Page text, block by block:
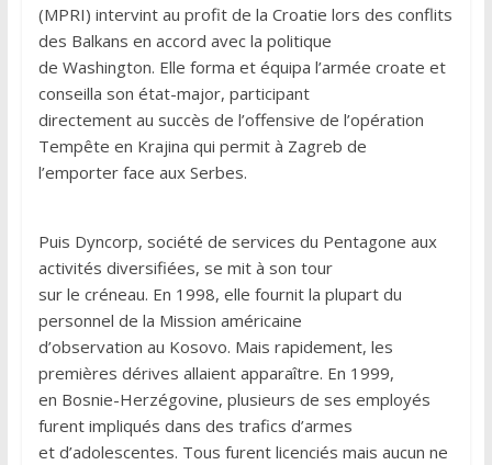
(MPRI) intervint au profit de la Croatie lors des conflits
des Balkans en accord avec la politique
de Washington. Elle forma et équipa l’armée croate et
conseilla son état-major, participant
directement au succès de l’offensive de l’opération
Tempête en Krajina qui permit à Zagreb de
l’emporter face aux Serbes.
Puis Dyncorp, société de services du Pentagone aux
activités diversifiées, se mit à son tour
sur le créneau. En 1998, elle fournit la plupart du
personnel de la Mission américaine
d’observation au Kosovo. Mais rapidement, les
premières dérives allaient apparaître. En 1999,
en Bosnie-Herzégovine, plusieurs de ses employés
furent impliqués dans des trafics d’armes
et d’adolescentes. Tous furent licenciés mais aucun ne